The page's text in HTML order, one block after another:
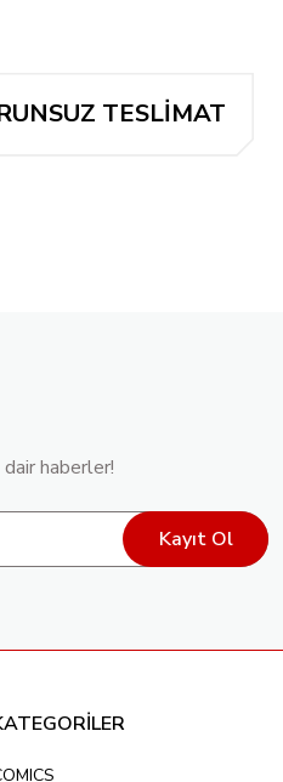
TESLİMAT
haberler!
Kayıt Ol